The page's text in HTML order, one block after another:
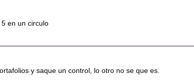
en un circulo
y saque un control, lo otro no se que es.